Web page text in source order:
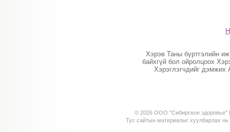
Хэрэв Таны бүртгэлийн
байхгүй бол ойролцоох
Хэрэглэгчдийг
© 2026 ООО "Сибирское здоровье"
Тус сайтын материалыг хуулбарлах нь